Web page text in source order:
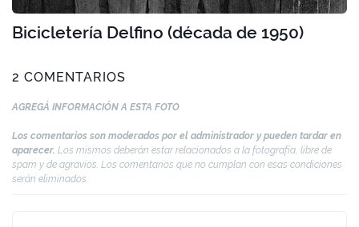
Bicicletería Delfino (década de 1950)
2 COMENTARIOS
AGREGÁ INFORMACIÓN A ESTA FOTO
Los comentarios son moderados por el administrador y pueden tardar en
aparecer. Los mismos deberán estar relacionados a la fotografía, libre de
spam y de agravios. Los comentarios que no cumplan con esas condiciones
serán eliminados.